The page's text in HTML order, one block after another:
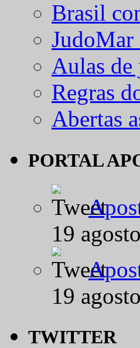
Brasil
JudoMar
Aulas de
Regras
Abertas
PORTAL
19
19
TWITTER